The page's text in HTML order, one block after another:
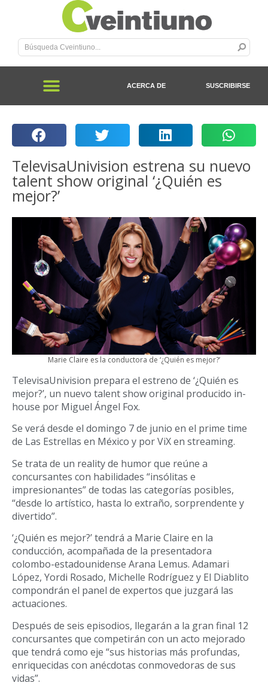
ACERCA DE SUSCRIBIRSE
TelevisaUnivision estrena su nuevo
talent show original ‘¿Quién es
mejor?’
Marie Claire es la conductora de ‘¿Quién es mejor?’
TelevisaUnivision prepara el estreno de ‘¿Quién es
mejor?’, un nuevo talent show original producido in-
house por Miguel Ángel Fox.
Se verá desde el domingo 7 de junio en el prime time
de Las Estrellas en México y por ViX en streaming.
Se trata de un reality de humor que reúne a
concursantes con habilidades “insólitas e
impresionantes” de todas las categorías posibles,
“desde lo artístico, hasta lo extraño, sorprendente y
divertido”.
‘¿Quién es mejor?’ tendrá a Marie Claire en la
conducción, acompañada de la presentadora
colombo-estadounidense Arana Lemus. Adamari
López, Yordi Rosado, Michelle Rodríguez y El Diablito
compondrán el panel de expertos que juzgará las
actuaciones.
Después de seis episodios, llegarán a la gran final 12
concursantes que competirán con un acto mejorado
que tendrá como eje “sus historias más profundas,
enriquecidas con anécdotas conmovedoras de sus
vidas”.